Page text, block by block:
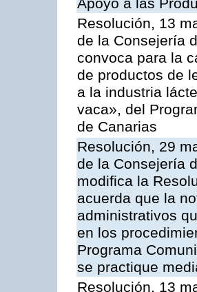
Apoyo a las
Resolución, 13
de la Consejería
convoca para la
de productos de
a la industria
vaca», del
de Canarias
Resolución, 29
de la Consejería
modifica la
acuerda que la
administrativos
en los
Programa
se practique
Resolución, 13